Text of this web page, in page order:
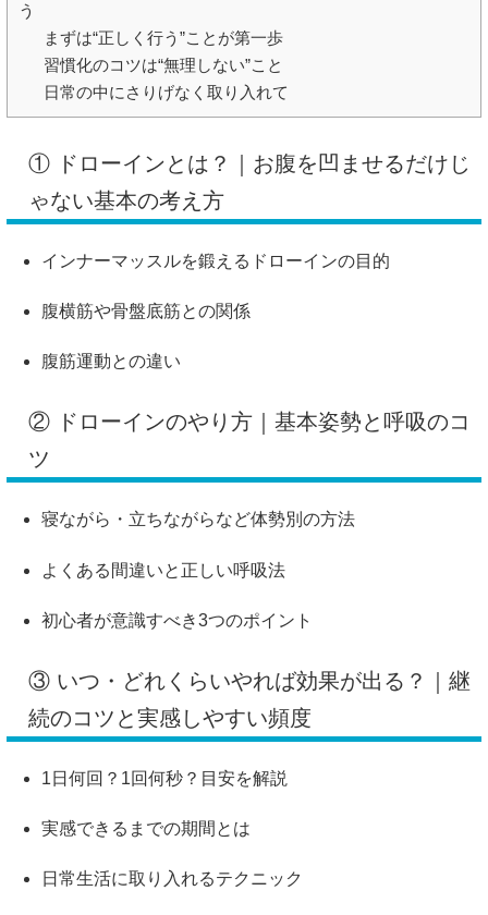
う
まずは“正しく行う”ことが第一歩
習慣化のコツは“無理しない”こと
日常の中にさりげなく取り入れて
① ドローインとは？｜お腹を凹ませるだけじ
ゃない基本の考え方
インナーマッスルを鍛えるドローインの目的
腹横筋や骨盤底筋との関係
腹筋運動との違い
② ドローインのやり方｜基本姿勢と呼吸のコ
ツ
寝ながら・立ちながらなど体勢別の方法
よくある間違いと正しい呼吸法
初心者が意識すべき3つのポイント
③ いつ・どれくらいやれば効果が出る？｜継
続のコツと実感しやすい頻度
1日何回？1回何秒？目安を解説
実感できるまでの期間とは
日常生活に取り入れるテクニック